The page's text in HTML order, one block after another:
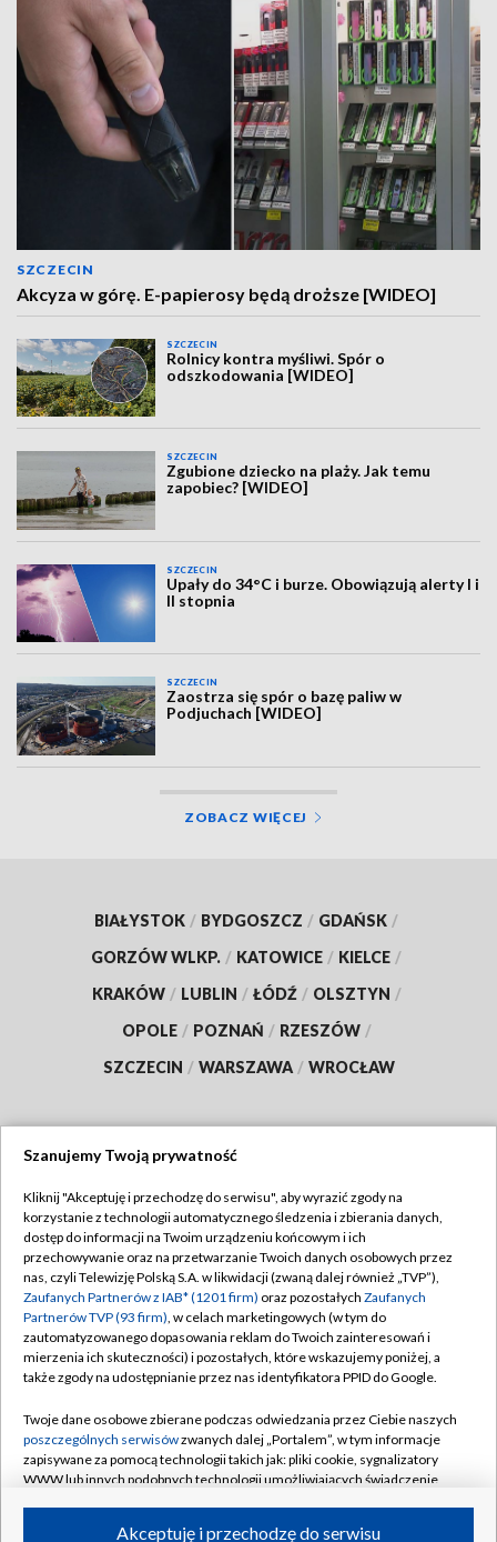
SZCZECIN
Akcyza w górę. E-papierosy będą droższe [WIDEO]
SZCZECIN
Rolnicy kontra myśliwi. Spór o
odszkodowania [WIDEO]
SZCZECIN
Zgubione dziecko na plaży. Jak temu
zapobiec? [WIDEO]
SZCZECIN
Upały do 34°C i burze. Obowiązują alerty I i
II stopnia
SZCZECIN
Zaostrza się spór o bazę paliw w
Podjuchach [WIDEO]
ZOBACZ WIĘCEJ
BIAŁYSTOK / BYDGOSZCZ / GDAŃSK /
GORZÓW WLKP. / KATOWICE / KIELCE /
KRAKÓW / LUBLIN / ŁÓDŹ / OLSZTYN /
OPOLE / POZNAŃ / RZESZÓW /
SZCZECIN / WARSZAWA / WROCŁAW
TVP
Abonament TVP
Emisja w TVP
Centrum informacji TVP
Naziemna Telewizja Cyfrowa
Rada Programowa
System NOS
Informacje o nadawcy
Regulamin TVP
Polityka prywatności
Moje zgody
Pomoc
Kontakt
Kanały
Szanujemy Twoją prywatność
Kliknij "Akceptuję i przechodzę do serwisu", aby wyrazić zgody na
korzystanie z technologii automatycznego śledzenia i zbierania danych,
dostęp do informacji na Twoim urządzeniu końcowym i ich
przechowywanie oraz na przetwarzanie Twoich danych osobowych przez
nas, czyli Telewizję Polską S.A. w likwidacji (zwaną dalej również „TVP”),
Zaufanych Partnerów z IAB* (1201 firm) oraz pozostałych Zaufanych
Partnerów TVP (93 firm), w celach marketingowych (w tym do
zautomatyzowanego dopasowania reklam do Twoich zainteresowań i
mierzenia ich skuteczności) i pozostałych, które wskazujemy poniżej, a
także zgody na udostępnianie przez nas identyfikatora PPID do Google.
Twoje dane osobowe zbierane podczas odwiedzania przez Ciebie naszych
poszczególnych serwisówzwanych dalej „Portalem”, w tym informacje
zapisywane za pomocą technologii takich jak: pliki cookie, sygnalizatory
WWW lub innych podobnych technologii umożliwiających świadczenie
Akceptuję i przechodzę do serwisu